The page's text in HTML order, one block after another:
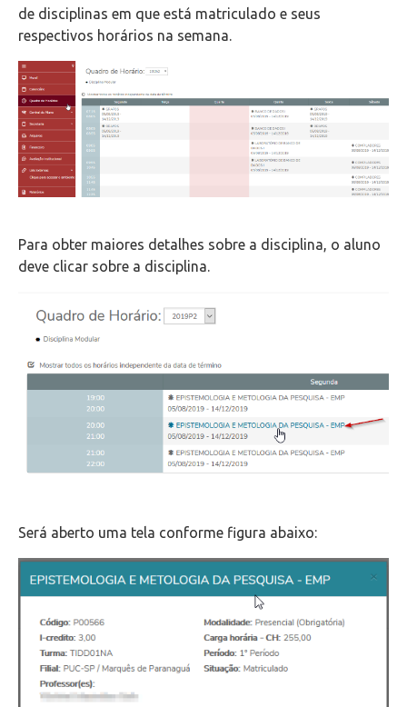
de disciplinas em que está matriculado e seus
respectivos horários na semana.
Para obter maiores detalhes sobre a disciplina, o aluno
deve clicar sobre a disciplina.
Será aberto uma tela conforme figura abaixo: